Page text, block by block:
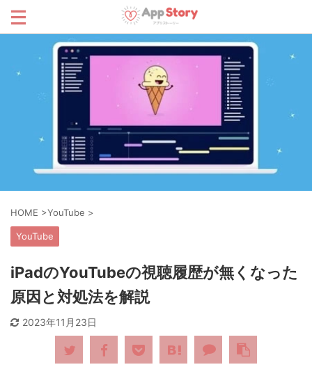
HOME >YouTube >
YouTube
iPadのYouTubeの視聴履歴が無くなった
原因と対処法を解説
2023年11月23日